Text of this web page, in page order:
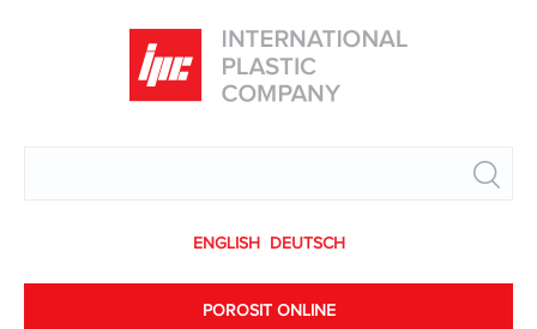
Search
ENGLISH DEUTSCH
POROSIT ONLINE